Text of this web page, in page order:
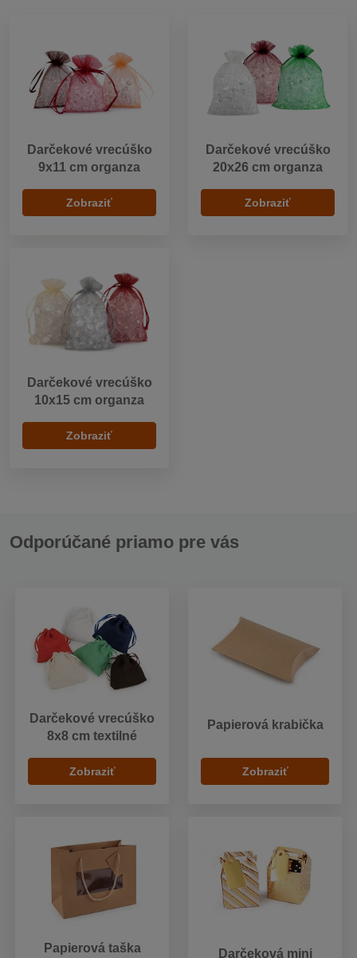
Darčekové vrecúško
9x11 cm organza
Zobraziť
Darčekové vrecúško
20x26 cm organza
Zobraziť
Darčekové vrecúško
10x15 cm organza
Zobraziť
Odporúčané priamo pre vás
Darčekové vrecúško
8x8 cm textilné
Zobraziť
Papierová krabička
Zobraziť
Papierová taška
Darčeková mini